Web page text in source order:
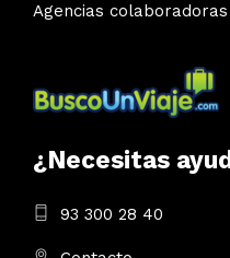
Agencias colaboradoras
¿Necesitas
93 300 28 40